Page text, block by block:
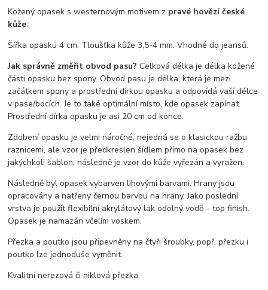
Kožený opasek s westernovým motivem z pravé hovězí české
kůže.
Šířka opasku 4 cm. Tloušťka kůže 3,5-4 mm. Vhodné do jeansů.
Jak správně změřit obvod pasu?Celková délka je délka kožené
části opasku bez spony. Obvod pasu je délka, která je mezi
začátkem spony a prostřední dírkou opasku a odpovídá vaší délce
v pase/bocích. Je to také optimální místo, kde opasek zapínat.
Prostřední dírka opasku je asi 20 cm od konce.
Zdobení opasku je velmi náročné, nejedná se o klasickou ražbu
raznicemi, ale vzor je předkreslen šídlem přímo na opasek bez
jakýchkoli šablon, následně je vzor do kůže vyřezán a vyražen.
Následně byl opasek vybarven lihovými barvami. Hrany jsou
opracovány a natřeny černou barvou na hrany. Jako poslední
vrstva je použit flexibilní akrylátový lak odolný vodě – top finish.
Opasek je namazán včelím voskem.
Přezka a poutko jsou připevněny na čtyři šroubky, popř. přezku i
poutko lze jednoduše vyměnit.
Kvalitní nerezová či niklová přezka.